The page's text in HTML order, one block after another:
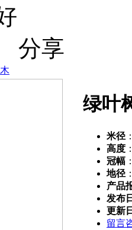
分享
绿叶
米径
高度
冠幅
地径
产品
发布
更新
留言